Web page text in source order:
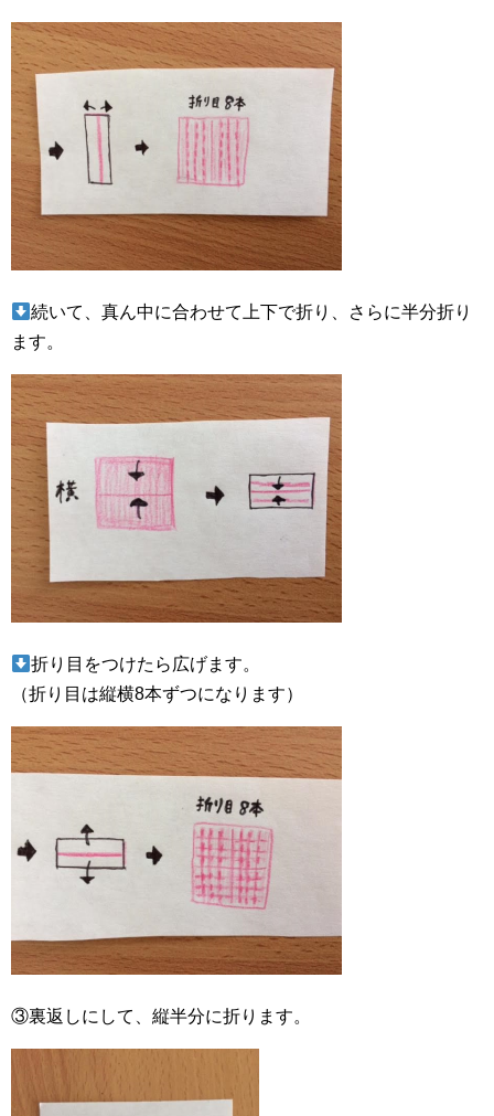
続いて、真ん中に合わせて上下で折り、さらに半分折り
ます。
折り目をつけたら広げます。
（折り目は縦横8本ずつになります）
③裏返しにして、縦半分に折ります。